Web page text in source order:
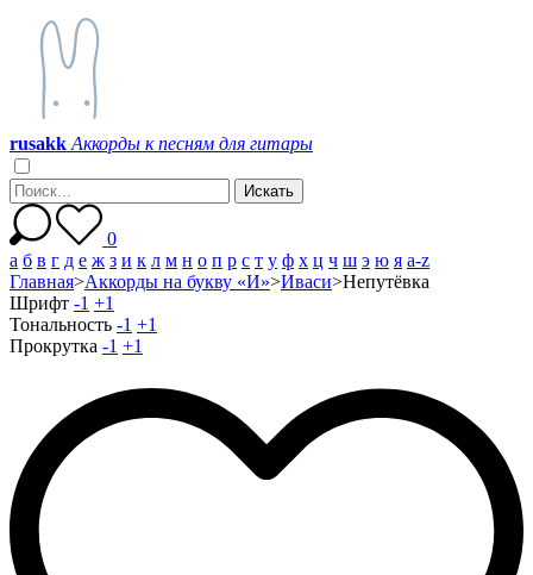
rusakk Аккорды к песням для гитары
0
а б в г д е ж з и к л м н о п р с т у ф х ц ч ш э ю я a-z
Главная>Аккорды на букву «И»>Иваси>Непутёвка
Шрифт -1 +1
Тональность -1 +1
Прокрутка -1 +1